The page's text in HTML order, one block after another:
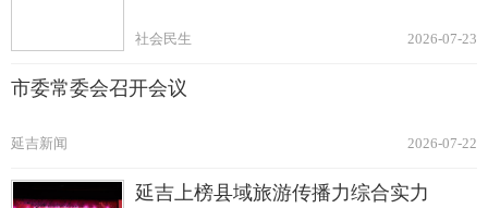
2026-07-23
社会民生
市委常委会召开会议
2026-07-22
延吉新闻
延吉上榜县域旅游传播力综合实力